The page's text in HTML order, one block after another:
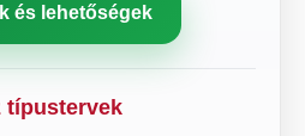
és lehetőségek
típustervek